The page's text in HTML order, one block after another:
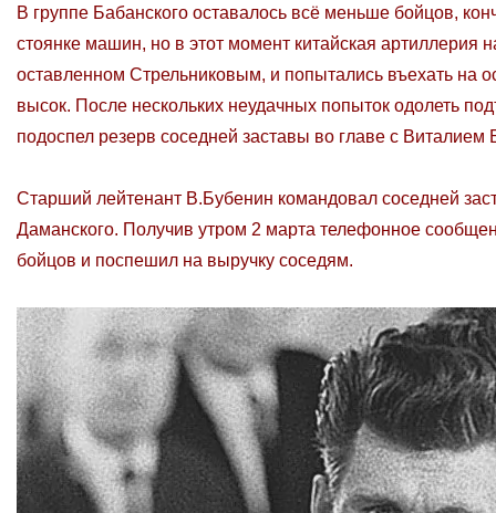
В группе Бабанского оставалось всё меньше бойцов,
стоянке машин, но в этот момент китайская
оставленном Стрельниковым, и попытались въехать на
высок. После нескольких неудачных попыток одолеть
подоспел резерв соседней заставы во главе с
Старший лейтенант В.Бубенин командовал соседней
Даманского. Получив утром 2 марта телефонное
бойцов и поспешил на выручку соседям.